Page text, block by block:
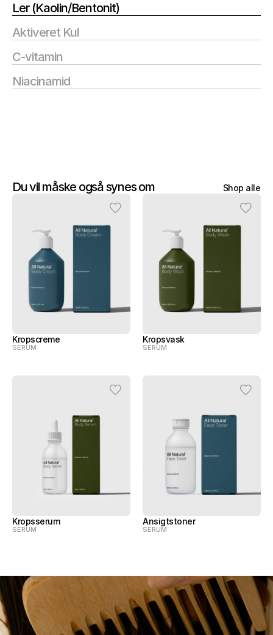
Ler (Kaolin/Bentonit)
Aktiveret Kul
C-vitamin
Niacinamid
Du vil måske også synes om Shop alle
Kropscreme
SERUM
Kropsvask
SERUM
Kropsserum
SERUM
Ansigtstoner
SERUM